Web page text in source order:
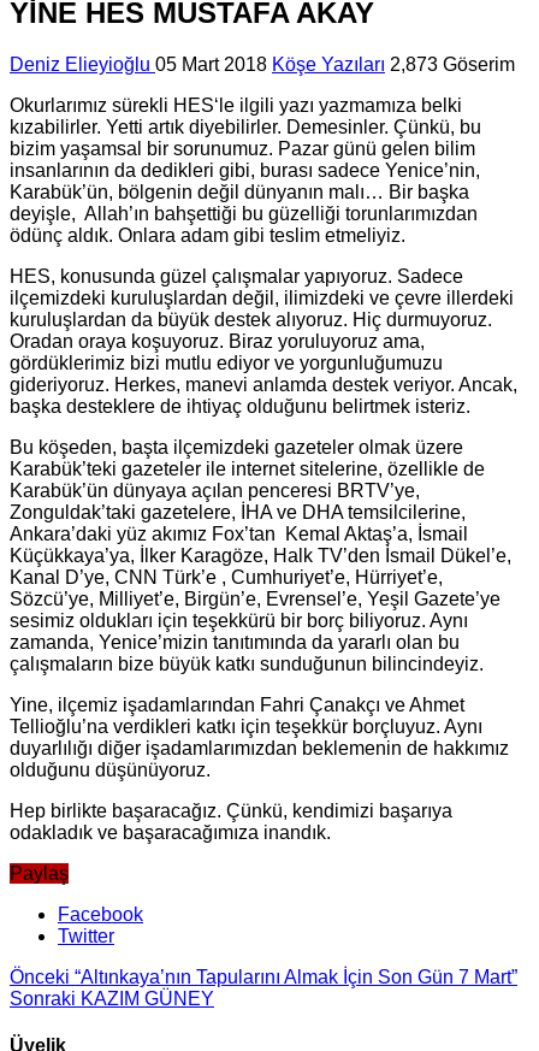
YİNE HES MUSTAFA AKAY
Deniz Elieyioğlu 05 Mart 2018 Köşe Yazıları 2,873 Göserim
Okurlarımız sürekli HES‘le ilgili yazı yazmamıza belki
kızabilirler. Yetti artık diyebilirler. Demesinler. Çünkü, bu
bizim yaşamsal bir sorunumuz. Pazar günü gelen bilim
insanlarının da dedikleri gibi, burası sadece Yenice’nin,
Karabük’ün, bölgenin değil dünyanın malı… Bir başka
deyişle, Allah’ın bahşettiği bu güzelliği torunlarımızdan
ödünç aldık. Onlara adam gibi teslim etmeliyiz.
HES, konusunda güzel çalışmalar yapıyoruz. Sadece
ilçemizdeki kuruluşlardan değil, ilimizdeki ve çevre illerdeki
kuruluşlardan da büyük destek alıyoruz. Hiç durmuyoruz.
Oradan oraya koşuyoruz. Biraz yoruluyoruz ama,
gördüklerimiz bizi mutlu ediyor ve yorgunluğumuzu
gideriyoruz. Herkes, manevi anlamda destek veriyor. Ancak,
başka desteklere de ihtiyaç olduğunu belirtmek isteriz.
Bu köşeden, başta ilçemizdeki gazeteler olmak üzere
Karabük’teki gazeteler ile internet sitelerine, özellikle de
Karabük’ün dünyaya açılan penceresi BRTV’ye,
Zonguldak’taki gazetelere, İHA ve DHA temsilcilerine,
Ankara’daki yüz akımız Fox’tan Kemal Aktaş’a, İsmail
Küçükkaya’ya, İlker Karagöze, Halk TV’den İsmail Dükel’e,
Kanal D’ye, CNN Türk’e , Cumhuriyet’e, Hürriyet’e,
Sözcü’ye, Milliyet’e, Birgün’e, Evrensel’e, Yeşil Gazete’ye
sesimiz oldukları için teşekkürü bir borç biliyoruz. Aynı
zamanda, Yenice’mizin tanıtımında da yararlı olan bu
çalışmaların bize büyük katkı sunduğunun bilincindeyiz.
Yine, ilçemiz işadamlarından Fahri Çanakçı ve Ahmet
Tellioğlu’na verdikleri katkı için teşekkür borçluyuz. Aynı
duyarlılığı diğer işadamlarımızdan beklemenin de hakkımız
olduğunu düşünüyoruz.
Hep birlikte başaracağız. Çünkü, kendimizi başarıya
odakladık ve başaracağımıza inandık.
Paylaş
Facebook
Twitter
Önceki “Altınkaya’nın Tapularını Almak İçin Son Gün 7 Mart”
Sonraki KAZIM GÜNEY
Üyelik